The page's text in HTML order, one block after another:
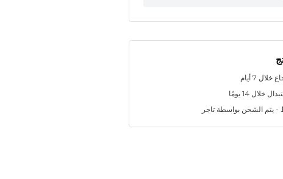
7 أيام
خلال 14 يومًا
يتم الشحن بواسطة تاجر